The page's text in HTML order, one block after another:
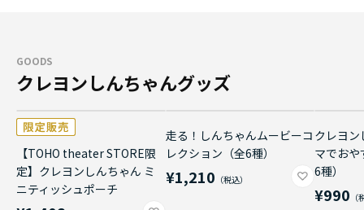
GOODS
クレヨンしんちゃんグッズ
【TOHO theater STORE限
定】クレヨンしんちゃん ミ
ニティッシュポーチ
走る！しんちゃんムービーコ
レクション（全6種）
¥1,210
クレヨ
マでお
6種）
¥990